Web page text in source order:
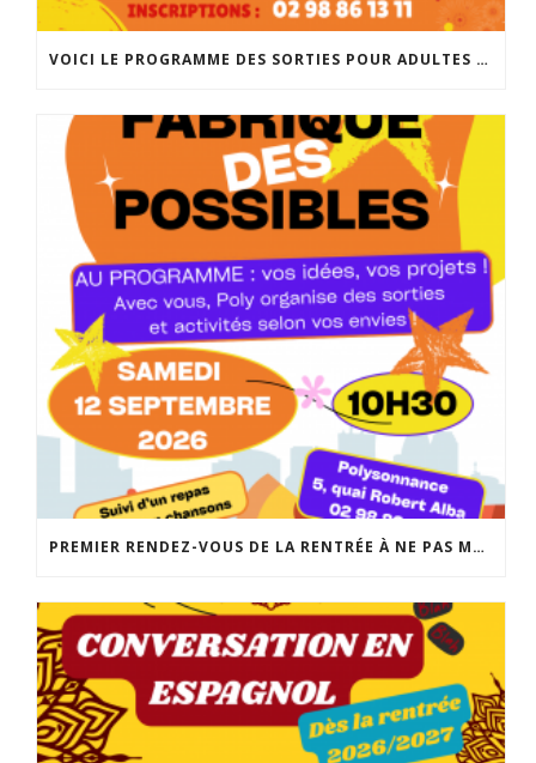
VOICI LE PROGRAMME DES SORTIES POUR ADULTES ET MINEURS ACCOMPAGNÉS POUR LA RENTRÉE DE SEPTEMBRE. INSCRIPTIONS À PARTIR DU 25 AOÛT À 14H À L’ACCUEIL DE POLYSONNANCE. INFO: 02 98 86 13 11. BONNES VACANCES!!
PREMIER RENDEZ-VOUS DE LA RENTRÉE À NE PAS MANQUER: LA FABRIQUE DES POSSIBLES AU LOCAL JEUNES DE POLYSONNANCE. UN MOMENT CONVIVIAL POUR RÉALISER VOS PROJETS DE SORTIES, D’ACTIVITÉS, DE SÉJOURS… INFO: 02 98 86 13 11